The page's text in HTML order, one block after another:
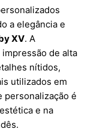
a elegância e
XV. A
de alta
nítidos,
utilizados em
personalização é
e na